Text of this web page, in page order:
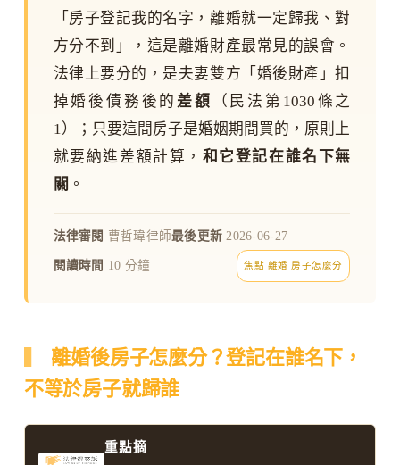
「房子登記我的名字，離婚就一定歸我、對
方分不到」，這是離婚財產最常見的誤會。
法律上要分的，是夫妻雙方「婚後財產」扣
掉婚後債務後的 差額
（民法第1030條之
1）；只要這間房子是婚姻期間買的，原則上
就要納進差額計算， 和它登記在誰名下無
關 。
法律審閱 曹哲瑋律師最後更新 2026-06-27
閱讀時間 10 分鐘 焦點 離婚 房子怎麼分
離婚後房子怎麼分？登記在誰名下，
不等於房子就歸誰
重點摘